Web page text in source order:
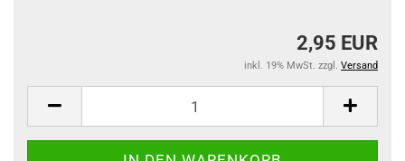
2,95 EUR
inkl. 19% MwSt. zzgl. Versand